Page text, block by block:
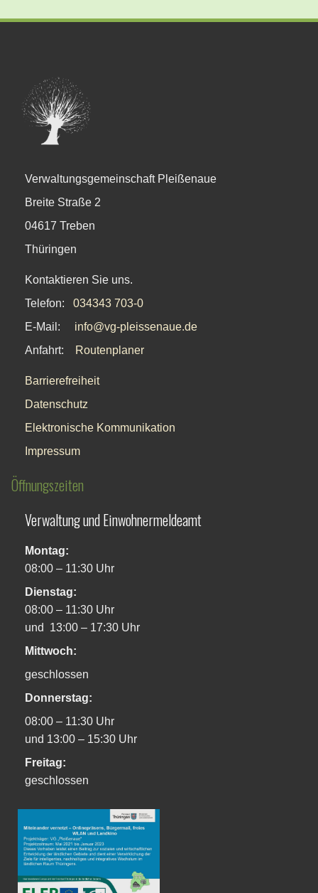
Verwaltungsgemeinschaft Pleißenaue
Breite Straße 2
04617 Treben
Thüringen
Kontaktieren Sie uns.
Telefon: 034343 703-0
E-Mail: info@vg-pleissenaue.de
Anfahrt:
Routenplaner
Barrierefreiheit
Datenschutz
Elektronische Kommunikation
Impressum
Öffnungszeiten
Verwaltung und Einwohnermeldeamt
Montag:
08:00 – 11:30 Uhr
Dienstag:
08:00 – 11:30 Uhr
und 13:00 – 17:30 Uhr
Mittwoch:
geschlossen
Donnerstag:
08:00 – 11:30 Uhr
und 13:00 – 15:30 Uhr
Freitag:
geschlossen